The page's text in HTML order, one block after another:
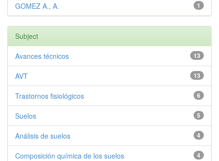
1
GOMEZ A., A.
Subject
13
Avances técnicos
13
AVT
6
Trastornos fisiológicos
5
Suelos
4
Análisis de suelos
4
Composición química de los suelos